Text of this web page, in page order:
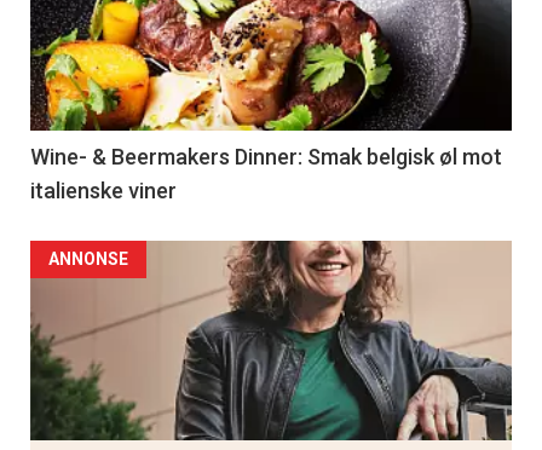
Wine- & Beermakers Dinner: Smak belgisk øl mot
italienske viner
ANNONSE